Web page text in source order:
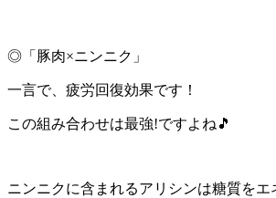
◎「豚肉×ニンニク」
一言で、疲労回復効果です！
この組み合わせは最強!ですよね🎵
ニンニクに含まれるアリシンは糖質をエ